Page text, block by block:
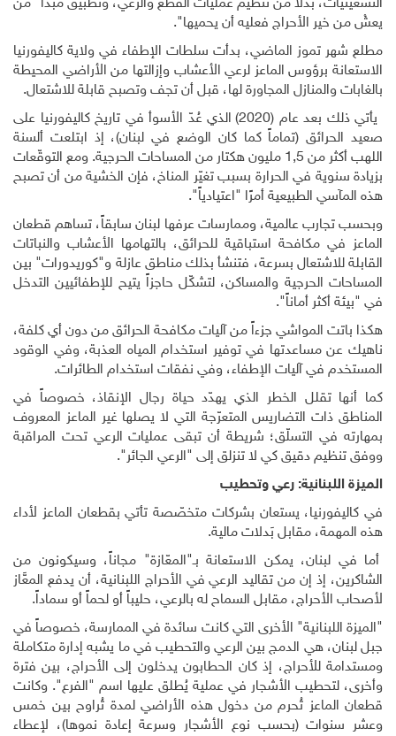
التسعينيات، بدلاً من تنظيم عمليات القطع والرعي، وتطبيق مبدأ "من
يعشْ من خير الأحراج فعليه أن يحميها".
مطلع شهر تموز الماضي، بدأت سلطات الإطفاء في ولاية كاليفورنيا
الاستعانة برؤوس الماعز لرعي الأعشاب وإزالتها من الأراضي المحيطة
بالغابات والمنازل المجاورة لها، قبل أن تجف وتصبح قابلة للاشتعال.
يأتي ذلك بعد عام (2020) الذي عُدّ الأسوأ في تاريخ كاليفورنيا على
صعيد الحرائق (تماماً كما كان الوضع في لبنان)، إذ ابتلعت ألسنة
اللهب أكثر من 1,5 مليون هكتار من المساحات الحرجية. ومع التوقّعات
بزيادة سنوية في الحرارة بسبب تغيّر المناخ، فإن الخشية من أن تصبح
هذه المآسي الطبيعية أمرًا "اعتيادياً".
وبحسب تجارب عالمية، وممارسات عرفها لبنان سابقاً، تساهم قطعان
الماعز في مكافحة استباقية للحرائق، بالتهامها الأعشاب والنباتات
القابلة للاشتعال بسرعة، فتنشأ بذلك مناطق عازلة و"كوريدورات" بين
المساحات الحرجية والمساكن، لتشكّل حاجزاً يتيح للإطفائيين التدخل
في "بيئة أكثر أماناً".
هكذا باتت المواشي جزءاً من آليات مكافحة الحرائق من دون أي كلفة،
ناهيك عن مساعدتها في توفير استخدام المياه العذبة، وفي الوقود
المستخدم في آليات الإطفاء، وفي نفقات استخدام الطائرات.
كما أنها تقلل الخطر الذي يهدّد حياة رجال الإنقاذ، خصوصاً في
المناطق ذات التضاريس المتعرّجة التي لا يصلها غير الماعز المعروف
بمهارته في التسلّق؛ شريطة أن تبقى عمليات الرعي تحت المراقبة
ووفق تنظيم دقيق كي لا تنزلق إلى "الرعي الجائر".
الميزة اللبنانية: رعي وتحطيب
في كاليفورنيا، يستعان بشركات متخصّصة تأتي بقطعان الماعز لأداء
هذه المهمة، مقابل بَدلات مالية.
أما في لبنان، يمكن الاستعانة بـ"المعّازة" مجاناً، وسيكونون من
الشاكرين، إذ إن من تقاليد الرعي في الأحراج اللبنانية، أن يدفع المعَّاز
لأصحاب الأحراج، مقابل السماح له بالرعي، حليباً أو لحماً أو سماداً.
"الميزة اللبنانية" الأخرى التي كانت سائدة في الممارسة، خصوصاً في
جبل لبنان، هي الدمج بين الرعي والتحطيب في ما يشبه إدارة متكاملة
ومستدامة للأحراج، إذ كان الحطابون يدخلون إلى الأحراج، بين فترة
وأخرى، لتحطيب الأشجار في عملية يُطلق عليها اسم "الفرع". وكانت
قطعان الماعز تُحرم من دخول هذه الأراضي لمدة تُراوح بين خمس
وعشر سنوات (بحسب نوع الأشجار وسرعة إعادة نموها)، لإعطاء